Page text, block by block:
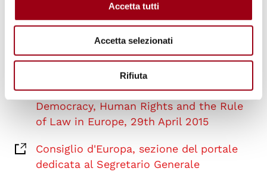
Accetta tutti
Accetta selezionati
Rifiuta
dedicata al Segretario Generale
Report by the Secretary General of the
Council of Europe on the State of
Democracy, Human Rights and the Rule
of Law in Europe, 29th April 2015
Consiglio d'Europa, sezione del portale
dedicata al Segretario Generale